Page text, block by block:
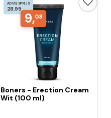
ADVIESPRIJS
28,99
9,03
Boners - Erection Cream
Wit (100 ml)